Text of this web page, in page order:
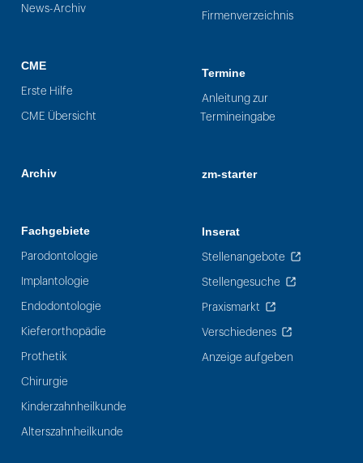
News-Archiv
CME
Erste Hilfe
CME Übersicht
Archiv
Fachgebiete
Parodontologie
Implantologie
Endodontologie
Kieferorthopädie
Prothetik
Chirurgie
Kinderzahnheilkunde
Alterszahnheilkunde
Firmenverzeichnis
Termine
Anleitung zur
Termineingabe
zm-starter
Inserat
Stellenangebote
Stellengesuche
Praxismarkt
Verschiedenes
Anzeige aufgeben